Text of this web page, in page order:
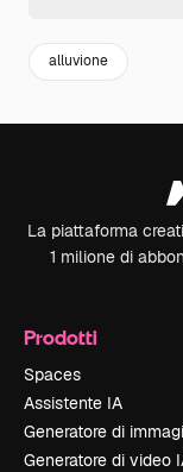
alluvione
La piattaforma
1 milione di
Prodotti
Spaces
Assistente IA
Generatore di
Generatore di video